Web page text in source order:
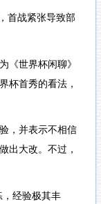
《世界杯闲聊》
杯首秀的看法，
，并表示不相信
出大改。不过，
，经验极其丰